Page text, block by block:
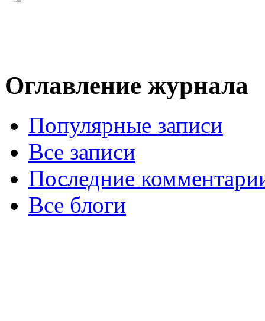
Оглавление журнала
Популярные записи
Все записи
Последние
Все блоги